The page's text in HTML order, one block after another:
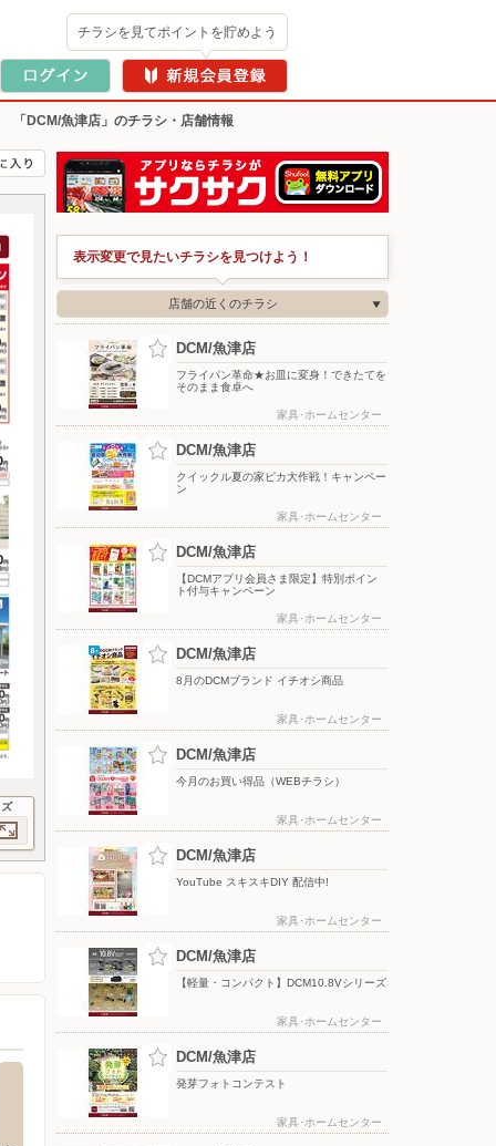
チラシを見てポイントを貯めよう
「DCM/魚津店」のチラシ・店舗情報
表示変更で見たいチラシを見つけよう！
店舗の近くのチラシ
DCM/魚津店
フライパン革命★お皿に変身！できたてを
そのまま食卓へ
家具･ホームセンター
DCM/魚津店
クイックル夏の家ピカ大作戦！キャンペー
ン
家具･ホームセンター
DCM/魚津店
【DCMアプリ会員さま限定】特別ポイン
ト付与キャンペーン
家具･ホームセンター
DCM/魚津店
8月のDCMブランド イチオシ商品
家具･ホームセンター
DCM/魚津店
今月のお買い得品（WEBチラシ）
家具･ホームセンター
DCM/魚津店
YouTube スキスキDIY 配信中!
家具･ホームセンター
DCM/魚津店
【軽量・コンパクト】DCM10.8Vシリーズ
家具･ホームセンター
DCM/魚津店
発芽フォトコンテスト
家具･ホームセンター